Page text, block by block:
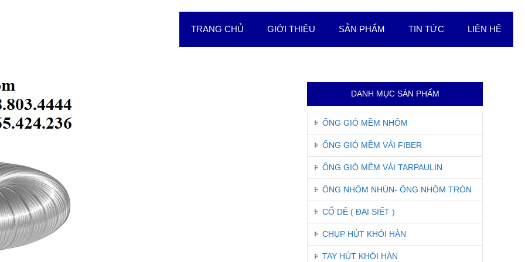
TRANG CHỦ GIỚI THIỆU SẢN PHẨM TIN TỨC LIÊN HỆ
DANH MỤC SẢN PHẨM
ỐNG GIÓ MỀM NHÔM
ỐNG GIÓ MỀM VẢI FIBER
ỐNG GIÓ MỀM VẢI TARPAULIN
ỐNG NHÔM NHÚN- ỐNG NHÔM TRÒN
CỔ DÊ ( ĐAI SIẾT )
CHỤP HÚT KHÓI HÀN
TAY HÚT KHÓI HÀN